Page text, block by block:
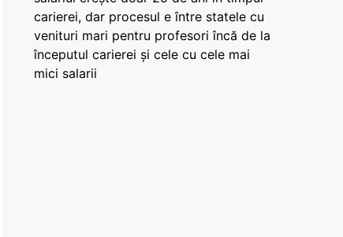
carierei, dar procesul e între statele cu
venituri mari pentru profesori încă de la
începutul carierei și cele cu cele mai
mici salarii